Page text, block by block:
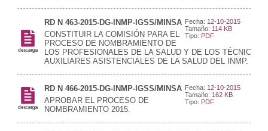
Fecha: 12-10-2015
Tamaño: 114 KB
Tipo: PDF
RD N 463-2015-DG-INMP-IGSS/MINSA
CONSTITUIR LA COMISIÓN PARA EL
PROCESO DE NOMBRAMIENTO DE
LOS PROFESIONALES DE LA SALUD Y DE LOS TÉCNICOS
AUXILIARES ASISTENCIALES DE LA SALUD DEL INMP.
Fecha: 12-10-2015
Tamaño: 162 KB
Tipo: PDF
RD N 466-2015-DG-INMP-IGSS/MINSA
APROBAR EL PROCESO DE
NOMBRAMIENTO 2015.